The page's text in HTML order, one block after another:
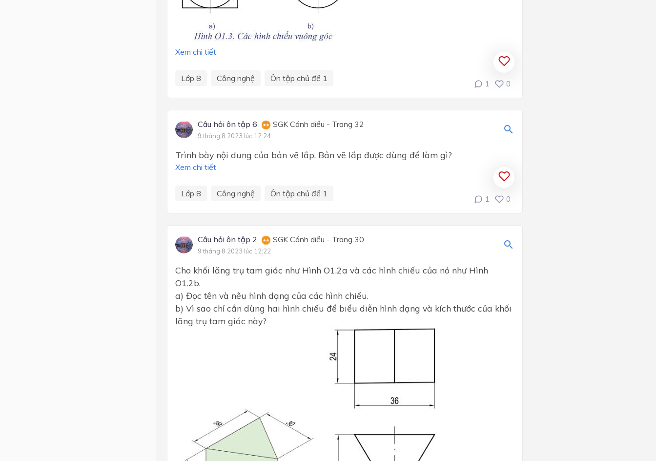
Xem chi tiết
Lớp 8 Công nghệ Ôn tập chủ đề 1
1 0
Câu hỏi ôn tập 6 SGK Cánh diều - Trang 32
9 tháng 8 2023 lúc 12:24
Trình bày nội dung của bản vẽ lắp. Bản vẽ lắp được dùng để làm gì?
Xem chi tiết
Lớp 8 Công nghệ Ôn tập chủ đề 1
1 0
Câu hỏi ôn tập 2 SGK Cánh diều - Trang 30
9 tháng 8 2023 lúc 12:22
Cho khối lăng trụ tam giác như Hình O1.2a và các hình chiếu của nó như Hình
O1.2b.
a) Đọc tên và nêu hình dạng của các hình chiếu.
b) Vì sao chỉ cần dùng hai hình chiếu để biểu diễn hình dạng và kích thước của khối
lăng trụ tam giác này?